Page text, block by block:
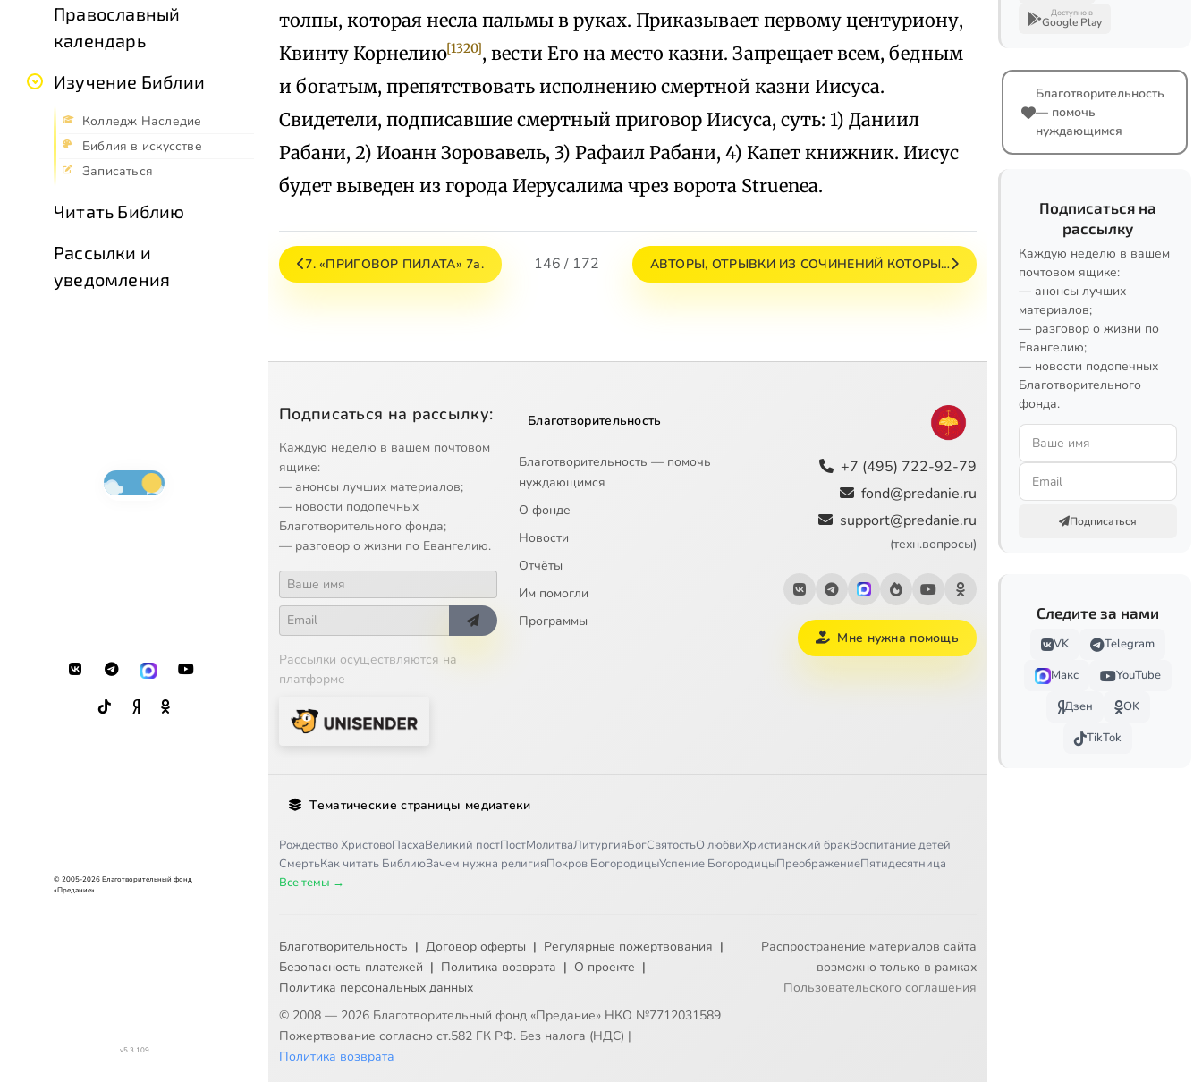
Православный
календарь
Изучение Библии
Колледж Наследие
Библия в искусстве
Записаться
Читать Библию
Рассылки и
уведомления
© 2005-2026 Благотворительный фонд
«Предание»
v5.3.109
толпы, которая несла пальмы в руках. Приказывает первому центуриону,
Квинту Корнелию[1320], вести Его на место казни. Запрещает всем, бедным
и богатым, препятствовать исполнению смертной казни Иисуса.
Свидетели, подписавшие смертный приговор Иисуса, суть: 1) Даниил
Рабани, 2) Иоанн Зоровавель, 3) Рафаил Рабани, 4) Капет книжник. Иисус
будет выведен из города Иерусалима чрез ворота Struenea.
7. «ПРИГОВОР ПИЛАТА» 7а. 146 / 172 АВТОРЫ, ОТРЫВКИ ИЗ СОЧИНЕНИЙ КОТОРЫ…
Подписаться на рассылку:
Каждую неделю в вашем почтовом
ящике:
— анонсы лучших материалов;
— новости подопечных
Благотворительного фонда;
— разговор о жизни по Евангелию.
Рассылки осуществляются на
платформе
Благотворительность
Благотворительность — помочь
нуждающимся
О фонде
Новости
Отчёты
Им помогли
Программы
+7 (495) 722-92-79
fond@predanie.ru
support@predanie.ru
(техн.вопросы)
Мне нужна помощь
Тематические страницы медиатеки
Рождество ХристовоПасхаВеликий постПостМолитваЛитургияБогСвятостьО любвиХристианский бракВоспитание детей
СмертьКак читать БиблиюЗачем нужна религияПокров БогородицыУспение БогородицыПреображениеПятидесятница
Все темы →
Благотворительность | Договор оферты | Регулярные пожертвования |
Безопасность платежей | Политика возврата | О проекте |
Политика персональных данных
© 2008 — 2026 Благотворительный фонд «Предание» НКО №7712031589
Пожертвование согласно ст.582 ГК РФ. Без налога (НДС) |
Политика возврата
Распространение материалов сайта
возможно только в рамках
Пользовательского соглашения
Доступно в
Google Play
Благотворительность
— помочь
нуждающимся
Подписаться на
рассылку
Каждую неделю в вашем
почтовом ящике:
— анонсы лучших
материалов;
— разговор о жизни по
Евангелию;
— новости подопечных
Благотворительного
фонда.
Подписаться
Следите за нами
VK
Telegram
Макс
YouTube
Дзен
OK
TikTok